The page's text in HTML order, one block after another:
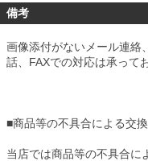
備考
画像添付がないメール連絡
話、FAXでの対応は承って
■商品等の不具合による交換
当店では商品等の不具合に